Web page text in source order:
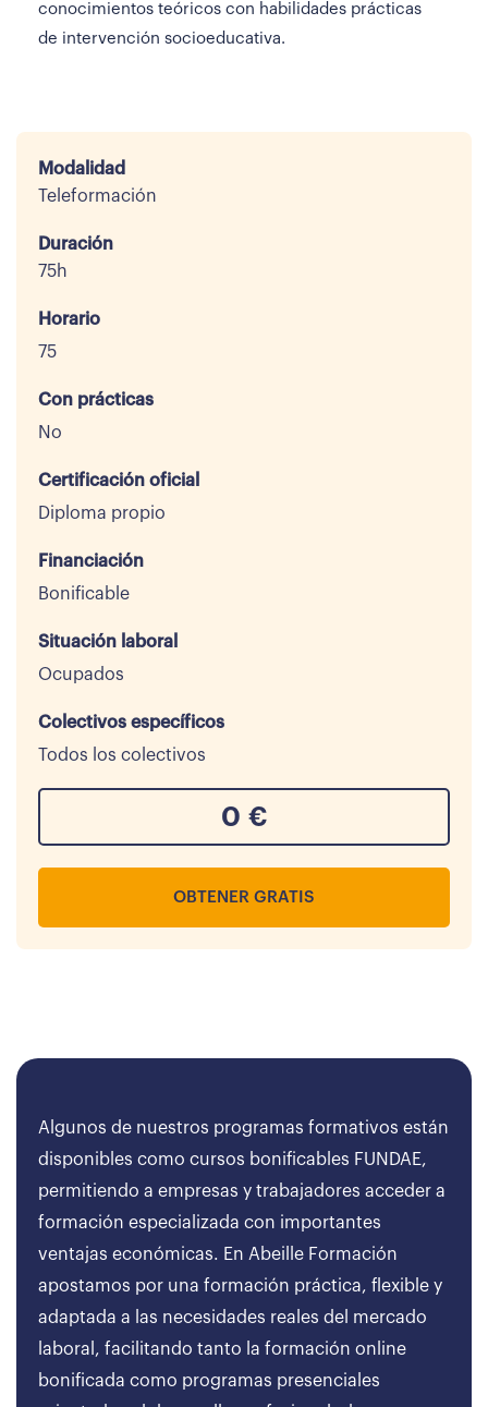
conocimientos teóricos con habilidades prácticas
de intervención socioeducativa.
Modalidad
Teleformación
Duración
75h
Horario
75
Con prácticas
No
Certificación oficial
Diploma propio
Financiación
Bonificable
Situación laboral
Ocupados
Colectivos específicos
Todos los colectivos
0 €
OBTENER GRATIS
Algunos de nuestros programas formativos están
disponibles como cursos bonificables FUNDAE,
permitiendo a empresas y trabajadores acceder a
formación especializada con importantes
ventajas económicas. En Abeille Formación
apostamos por una formación práctica, flexible y
adaptada a las necesidades reales del mercado
laboral, facilitando tanto la formación online
bonificada como programas presenciales